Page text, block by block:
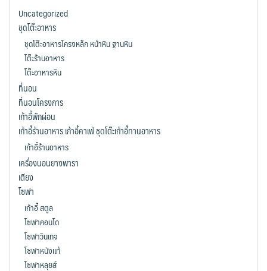
Uncategorized
ชุดโต๊ะอาหาร
ชุดโต๊ะอาหารโครงหล็ก หน้าหิน ฐานหิน
โต๊ะร้านอาหาร
โต๊ะอาหารหิน
ที่นอน
ที่นอนโครงการ
เก้าอี้พักผ่อน
เก้าอี้ร้านอาหาร เก้าอี้คาเฟ่ ชุดโต๊ะเก้าอี้ทานอาหาร
เก้าอี้ร้านอาหาร
เครื่องนอนยางพารา
เตียง
โซฟา
เก้าอี้ สตูล
โซฟาคอนโด
โซฟาวินเทจ
โซฟาหนังแท้
โซฟาหลุยส์